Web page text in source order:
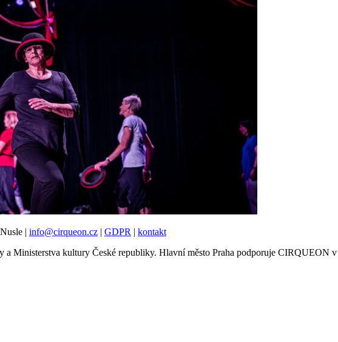
| info@cirqueon.cz | GDPR | kontakt
a Ministerstva kultury České republiky. Hlavní město Praha podporuje CIRQUEON